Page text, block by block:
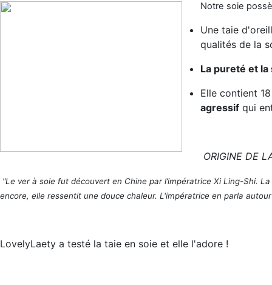
Notre soie
Une taie
qualités de la
La pureté et
Elle contient
agressif qui
ORIGINE DE
"Le ver à soie fut découvert en Chine par l’impératrice Xi Ling-Shi.
encore, elle ressentit une douce chaleur. L'impératrice en parla
LovelyLaety a testé la taie en soie et elle l'adore !